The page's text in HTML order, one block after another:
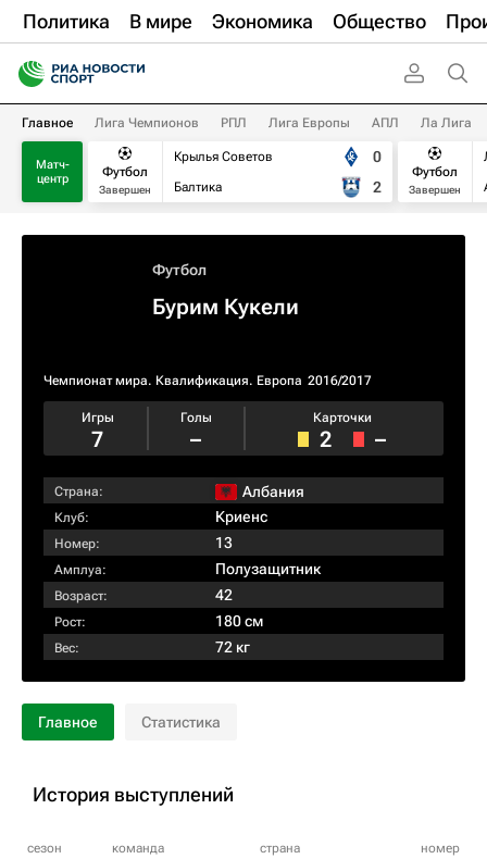
Политика В мире Экономика Общество
Главное Лига Чемпионов РПЛ Лига Европы АПЛ Ла Лига
Матч-
центр
Футбол
Завершен
Крылья Советов
Балтика
0
2
Футбол
Завершен
Футбол
Бурим Кукели
Чемпионат мира. Квалификация. Европа 2016/2017
Игры
7
Голы
–
Карточки
2 –
Страна: Албания
Клуб: Криенс
Номер: 13
Амплуа: Полузащитник
Возраст: 42
Рост: 180 см
Вес: 72 кг
Главное Статистика
История выступлений
сезон команда страна номер